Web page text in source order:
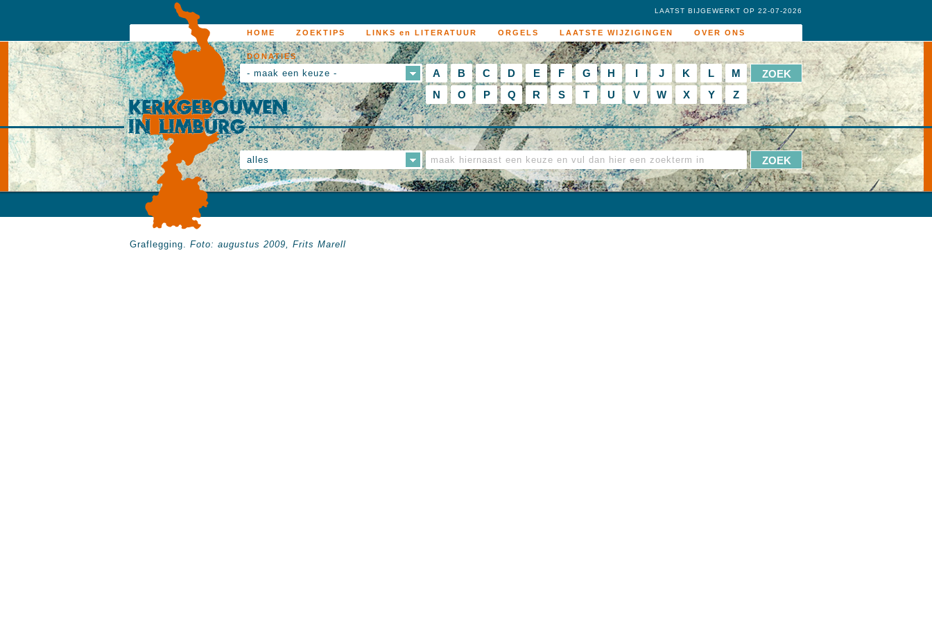
HOME ZOEKTIPS LINKS en LITERATUUR ORGELS LAATSTE WIJZIGINGEN OVER ONS
DONATIES
LAATST BIJGEWERKT OP 22-07-2026
- maak een keuze - A B C D E F G H I J K L
M
N
O P Q R S T U V W X Y Z
alles
Graflegging. Foto: augustus 2009, Frits Marell